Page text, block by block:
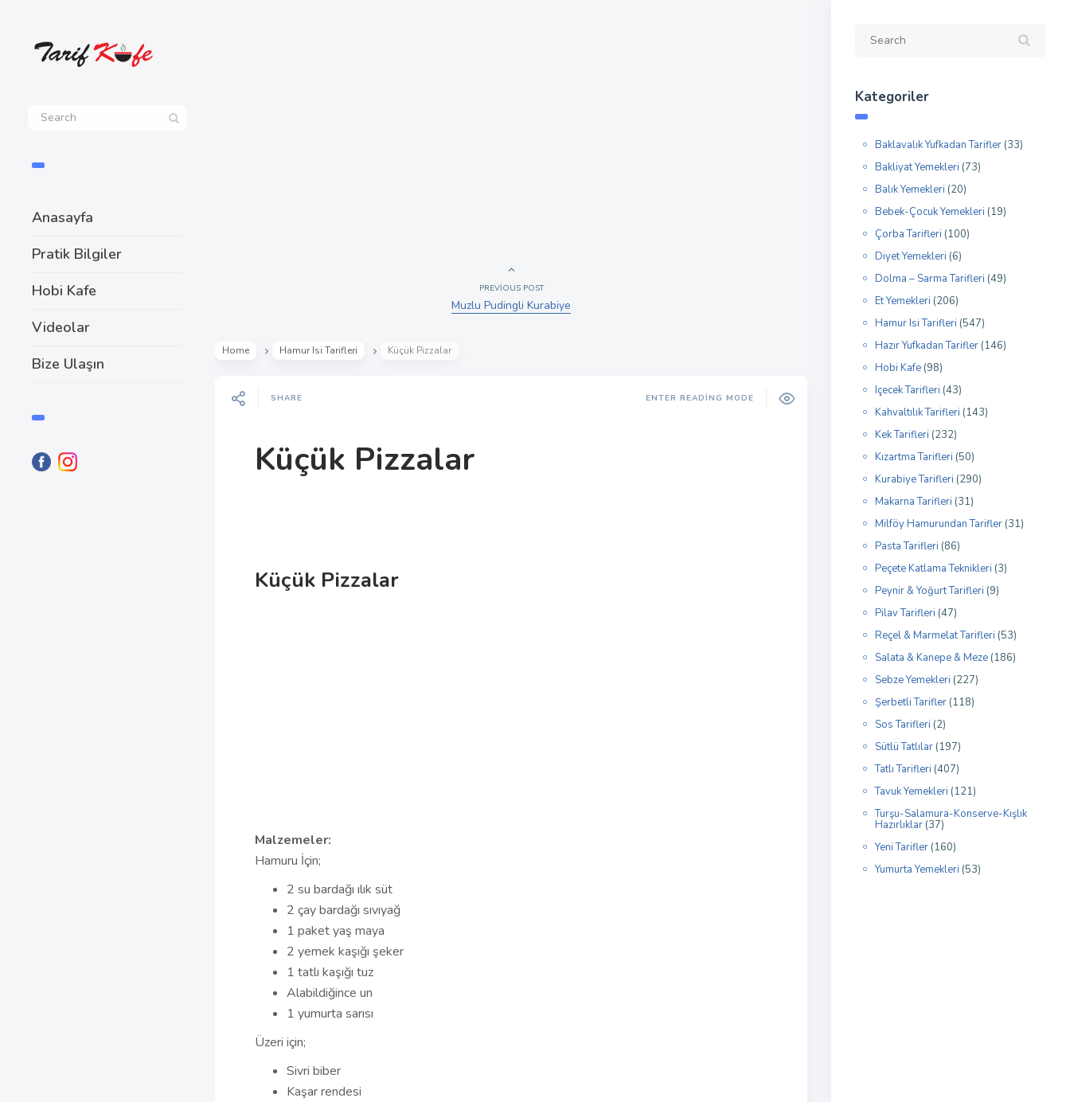
Anasayfa
Pratik Bilgiler
Hobi Kafe
Videolar
Bize Ulaşın
PREVIOUS POST
Muzlu Pudingli Kurabiye
Home Hamur Isi Tarifleri Küçük Pizzalar
SHARE ENTER READING MODE
Küçük Pizzalar
Küçük Pizzalar
Malzemeler:
Hamuru İçin;
2 su bardağı ılık süt
2 çay bardağı sıvıyağ
1 paket yaş maya
2 yemek kaşığı şeker
1 tatlı kaşığı tuz
Alabildiğince un
1 yumurta sarısı
Üzeri için;
Sivri biber
Kaşar rendesi
Kategoriler
Baklavalık Yufkadan Tarifler (33)
Bakliyat Yemekleri (73)
Balık Yemekleri (20)
Bebek-Çocuk Yemekleri (19)
Çorba Tarifleri (100)
Diyet Yemekleri (6)
Dolma – Sarma Tarifleri (49)
Et Yemekleri (206)
Hamur Isi Tarifleri (547)
Hazır Yufkadan Tarifler (146)
Hobi Kafe (98)
Içecek Tarifleri (43)
Kahvaltılık Tarifleri (143)
Kek Tarifleri (232)
Kızartma Tarifleri (50)
Kurabiye Tarifleri (290)
Makarna Tarifleri (31)
Milföy Hamurundan Tarifler (31)
Pasta Tarifleri (86)
Peçete Katlama Teknikleri (3)
Peynir & Yoğurt Tarifleri (9)
Pilav Tarifleri (47)
Reçel & Marmelat Tarifleri (53)
Salata & Kanepe & Meze (186)
Sebze Yemekleri (227)
Şerbetli Tarifler (118)
Sos Tarifleri (2)
Sütlü Tatlılar (197)
Tatlı Tarifleri (407)
Tavuk Yemekleri (121)
Turşu-Salamura-Konserve-Kışlık
Hazırlıklar (37)
Yeni Tarifler (160)
Yumurta Yemekleri (53)